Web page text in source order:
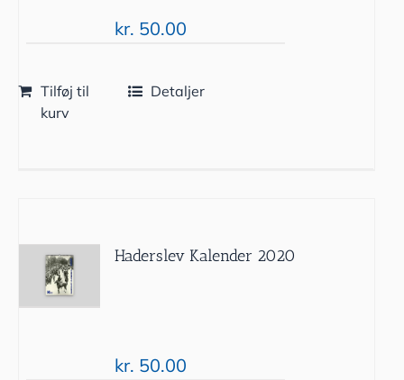
kr. 50.00
Tilføj til
kurv
Detaljer
Haderslev Kalender 2020
kr. 50.00